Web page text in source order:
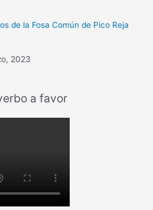
de la Fosa Común de Pico Reja
2023
a favor